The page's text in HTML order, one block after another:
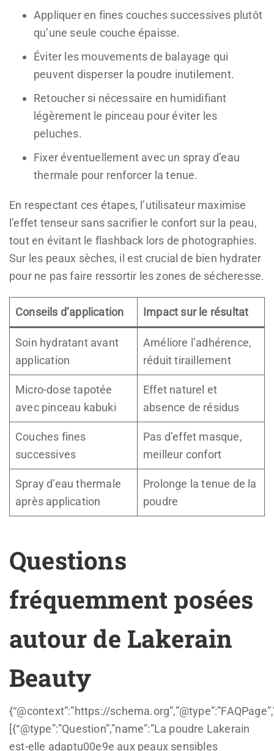
Appliquer en fines couches successives plutôt
qu’une seule couche épaisse.
Éviter les mouvements de balayage qui
peuvent disperser la poudre inutilement.
Retoucher si nécessaire en humidifiant
légèrement le pinceau pour éviter les
peluches.
Fixer éventuellement avec un spray d’eau
thermale pour renforcer la tenue.
En respectant ces étapes, l’utilisateur maximise
l’effet tenseur sans sacrifier le confort sur la peau,
tout en évitant le flashback lors de photographies.
Sur les peaux sèches, il est crucial de bien hydrater
pour ne pas faire ressortir les zones de sécheresse.
Conseils d’application Impact sur le résultat
Soin hydratant avant
application
Améliore l’adhérence,
réduit tiraillement
Micro-dose tapotée
avec pinceau kabuki
Effet naturel et
absence de résidus
Couches fines
successives
Pas d’effet masque,
meilleur confort
Spray d’eau thermale
après application
Prolonge la tenue de la
poudre
Questions
fréquemment posées
autour de Lakerain
Beauty
{“@context”:”https://
[{“@type”:”Question”,”name”:”La poudre Lakerain
est-elle adaptu00e9e aux peaux sensibles